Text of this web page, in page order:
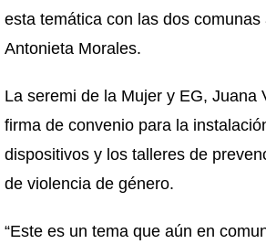
esta temática con las dos comunas
Antonieta Morales.
La seremi de la Mujer y EG, Juana
firma de convenio para la
dispositivos y los talleres de
de violencia de género.
“Este es un tema que aún en